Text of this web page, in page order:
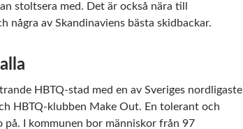
stoltsera med. Det är också nära till
några av Skandinaviens bästa skidbackar.
HBTQ-stad med en av Sveriges nordligaste
HBTQ-klubben Make Out. En tolerant och
på. I kommunen bor människor från 97